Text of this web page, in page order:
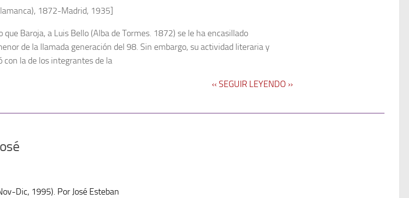
1872-Madrid, 1935]
que Baroja, a Luis Bello (Alba de Tormes. 1872) se le ha encasillado
de la llamada generación del 98. Sin embargo, su actividad literaria y
con la de los integrantes de la
‹‹ SEGUIR LEYENDO ››
Dic, 1995). Por José Esteban